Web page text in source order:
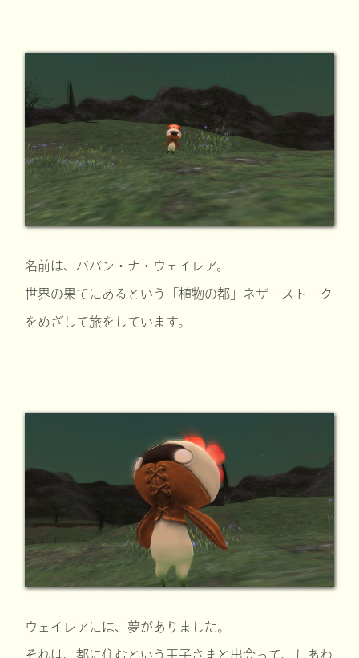
名前は、ババン・ナ・ウェイレア。
世界の果てにあるという「植物の都」ネザーストーク
をめざして旅をしています。
ウェイレアには、夢がありました。
それは、都に住むという王子さまと出会って、しあわ